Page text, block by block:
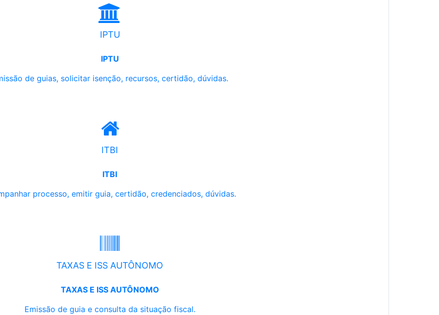
IPTU
IPTU
de guias, solicitar isenção, recursos, certidão, dúvidas.
ITBI
ITBI
processo, emitir guia, certidão, credenciados, dúvidas.
TAXAS E ISS AUTÔNOMO
TAXAS E ISS AUTÔNOMO
Emissão de guia e consulta da situação fiscal.